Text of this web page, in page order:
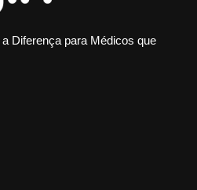
Diferença para Médicos que